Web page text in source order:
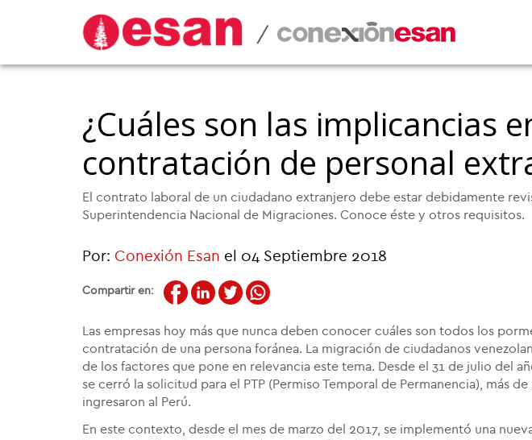
/
¿Cuáles son las implicancias
contratación de personal
El contrato laboral de un ciudadano extranjero debe estar debidamente
Superintendencia Nacional de Migraciones. Conoce éste y otros requisitos.
Por: Conexión Esan el 04 Septiembre 2018
Compartir en:
Las empresas hoy más que nunca deben conocer cuáles son todos los
contratación de una persona foránea. La migración de ciudadanos
de los factores que pone en relevancia este tema. Desde el 31 de julio del
se cerró la solicitud para el PTP (Permiso Temporal de Permanencia), más
ingresaron al Perú.
En este contexto, desde el mes de marzo del 2017, se implementó una